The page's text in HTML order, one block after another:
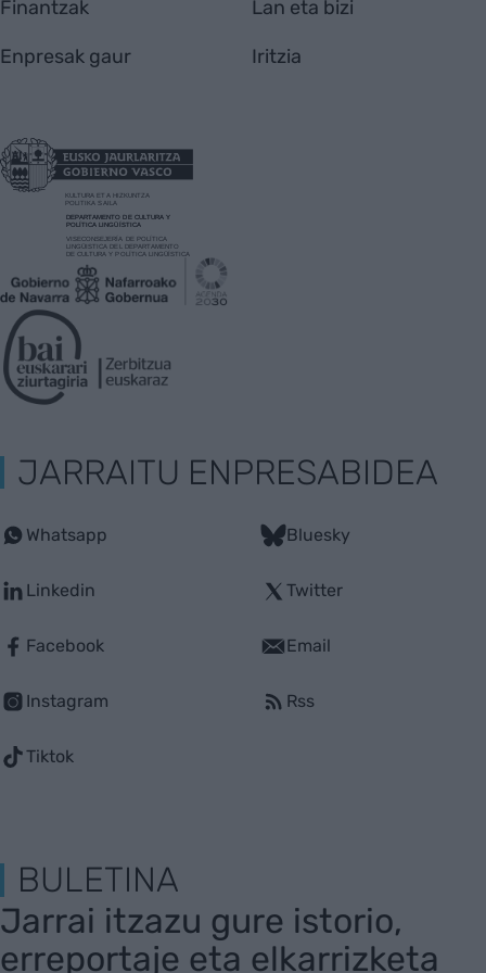
Finantzak
Enpresak gaur
Lan eta bizi
Iritzia
JARRAITU ENPRESABIDEA
Whatsapp
Linkedin
Facebook
Instagram
Tiktok
Bluesky
Twitter
Email
Rss
BULETINA
Jarrai itzazu gure istorio,
erreportaje eta elkarrizketa